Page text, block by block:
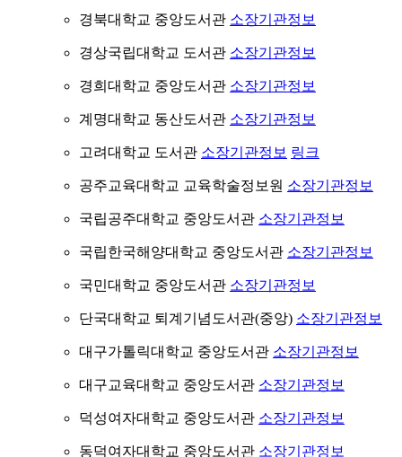
경북대학교 중앙도서관 소장기관정보
경상국립대학교 도서관 소장기관정보
경희대학교 중앙도서관 소장기관정보
계명대학교 동산도서관 소장기관정보
고려대학교 도서관 소장기관정보 링크
공주교육대학교 교육학술정보원 소장기관정보
국립공주대학교 중앙도서관 소장기관정보
국립한국해양대학교 중앙도서관 소장기관정보
국민대학교 중앙도서관 소장기관정보
단국대학교 퇴계기념도서관(중앙) 소장기관정보
대구가톨릭대학교 중앙도서관 소장기관정보
대구교육대학교 중앙도서관 소장기관정보
덕성여자대학교 중앙도서관 소장기관정보
동덕여자대학교 중앙도서관 소장기관정보